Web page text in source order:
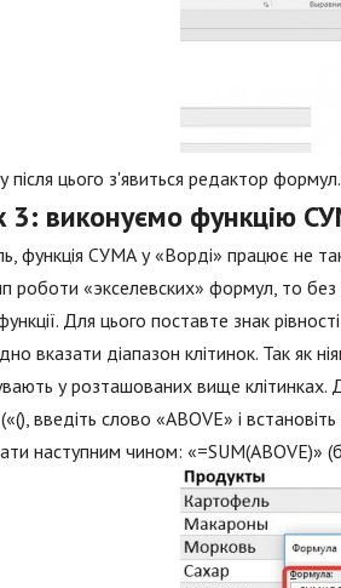
після цього з'явиться редактор
3: виконуємо функцію
функція СУМА у «Ворді» працює не
роботи «экселевских» формул, то
Для цього поставте знак
вказати діапазон клітинок. Так як
у розташованих вище клітинках.
введіть слово «ABOVE» і
наступним чином: «=SUM(ABOVE)»